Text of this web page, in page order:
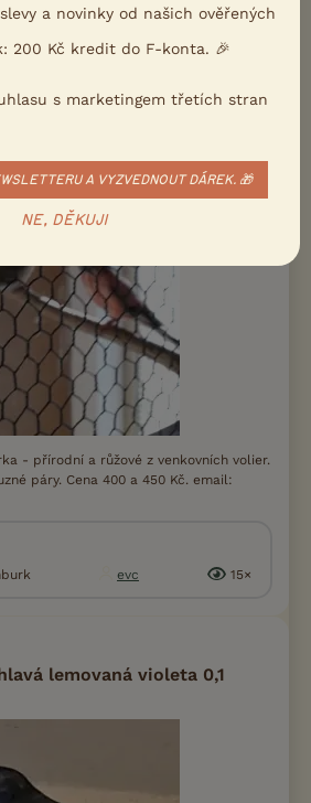
petrn 15×
- přírodní a růžové z venkovních volier.
páry. Cena 400 a 450 Kč. email:
evc 15×
lemovaná violeta 0,1
a novinky od našich ověřených
200 Kč kredit do F-konta. 🎉
s marketingem třetích stran
A VYZVEDNOUT DÁREK. 🎁
NE, DĚKUJI